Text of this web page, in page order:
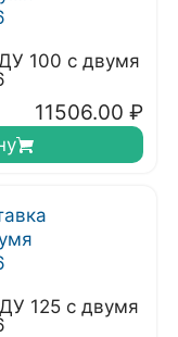
100 с двумя
11506.00 ₽
125 с двумя